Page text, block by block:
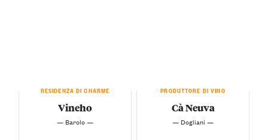
RESIDENZA DI CHARME
Vineho
— Barolo —
PRODUTTORE DI VINO
Cà Neuva
— Dogliani —